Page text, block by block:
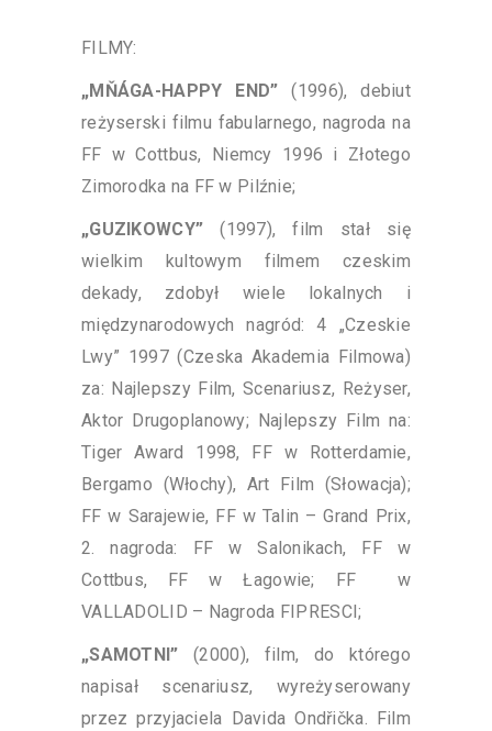
FILMY:
„MŇÁGA-HAPPY END” (1996), debiut
reżyserski filmu fabularnego, nagroda na
FF w Cottbus, Niemcy 1996 i Złotego
Zimorodka na FF w Pilźnie;
„GUZIKOWCY” (1997), film stał się
wielkim kultowym filmem czeskim
dekady, zdobył wiele lokalnych i
międzynarodowych nagród: 4 „Czeskie
Lwy” 1997 (Czeska Akademia Filmowa)
za: Najlepszy Film, Scenariusz, Reżyser,
Aktor Drugoplanowy; Najlepszy Film na:
Tiger Award 1998, FF w Rotterdamie,
Bergamo (Włochy), Art Film (Słowacja);
FF w Sarajewie, FF w Talin – Grand Prix,
2. nagroda: FF w Salonikach, FF w
Cottbus, FF w Łagowie; FF w
VALLADOLID – Nagroda FIPRESCI;
„SAMOTNI” (2000), film, do którego
napisał scenariusz, wyreżyserowany
przez przyjaciela Davida Ondřička. Film